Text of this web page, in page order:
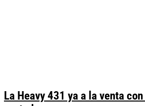
La Heavy 431 ya a la venta